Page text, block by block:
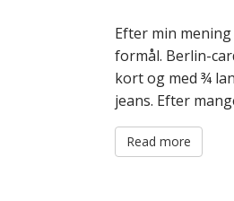
Efter min
formål. Berlin-
kort og med ¾
jeans. Efter
Read more